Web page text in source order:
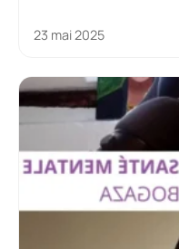
23 mai 2025